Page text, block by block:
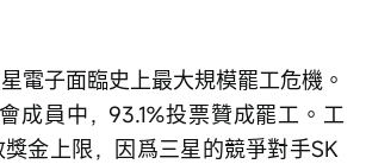
電子面臨史上最大規模罷工危機。
成員中，93.1%投票贊成罷工。工
金上限，因爲三星的競爭對手SK